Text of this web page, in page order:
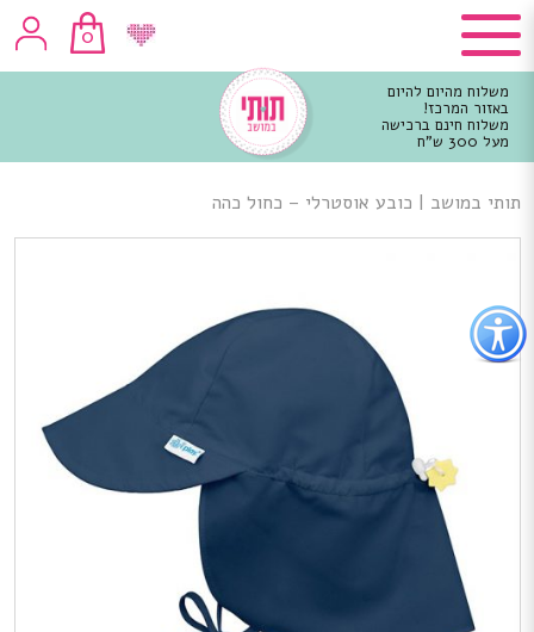
כפתור
לפתיחת
תפריט
נגישות
0
משלוח מהיום להיום
באזור המרכז!
משלוח חינם ברכישה
מעל 300 ש"ח
מרכזי
תותי במושב | כובע אוסטרלי – כחול כהה